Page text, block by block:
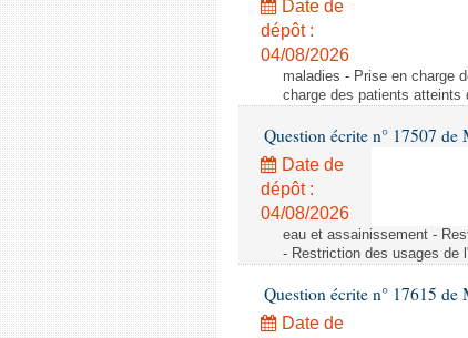
Date de
dépôt :
04/08/2026
maladies - Prise en charge
charge des patients atteints
Question écrite n° 17507
Date de
dépôt :
04/08/2026
eau et assainissement -
- Restriction des usages de
Question écrite n° 17615
Date de